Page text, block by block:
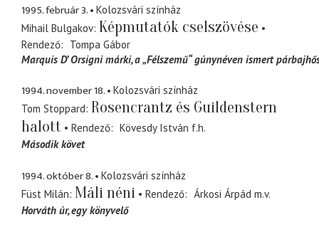
1995. február 3.
Kolozsvári színház
Mihail Bulgakov Képmutatók cselszövése
Rendező
Tompa Gábor
Marquis D’ Orsigni márki a „Félszemű“ gúnynéven ismert
1994. november 18.
Kolozsvári színház
Tom Stoppard Rosencrantz és Guildenstern
halott
Rendező Kövesdy István f.h.
Második követ
1994. október 8.
Kolozsvári színház
Füst Milán Máli néni Rendező Árkosi Árpád m.v.
Horváth úr egy könyvelő